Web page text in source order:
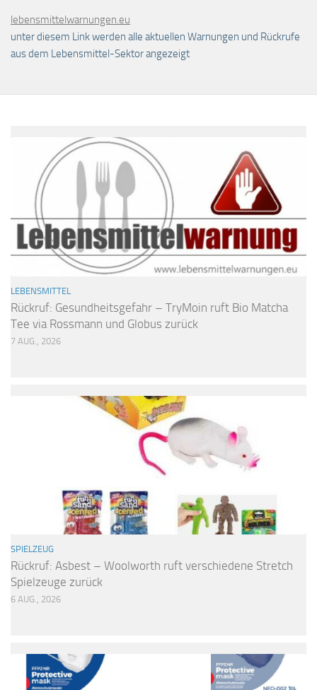
lebensmittelwarnungen.eu
unter diesem Link werden alle aktuellen Warnungen und Rückrufe
aus dem Lebensmittel-Sektor angezeigt
LEBENSMITTEL
Rückruf: Gesundheitsgefahr – TryMoin ruft Bio Matcha
Tee via Rossmann und Globus zurück
7 AUG., 2026
SPIELZEUG
Rückruf: Asbest – Woolworth ruft verschiedene Stretch
Spielzeuge zurück
6 AUG., 2026